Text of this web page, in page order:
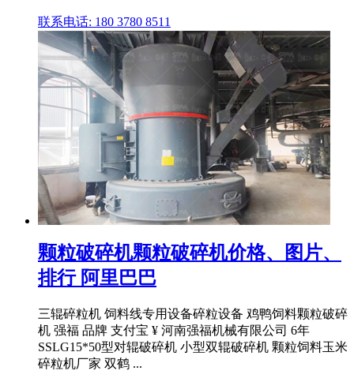
联系电话: 180 3780 8511
颗粒破碎机颗粒破碎机价格、图片、
排行 阿里巴巴
三辊碎粒机 饲料线专用设备碎粒设备 鸡鸭饲料颗粒破碎
机 强福 品牌 支付宝 ¥ 河南强福机械有限公司 6年
SSLG15*50型对辊破碎机 小型双辊破碎机 颗粒饲料玉米
碎粒机厂家 双鹤 ...